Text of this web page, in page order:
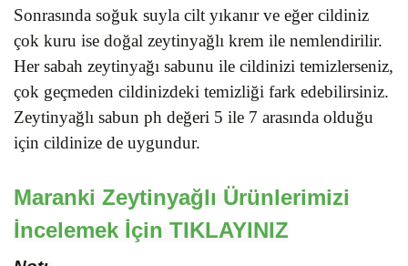
Sonrasında soğuk suyla cilt yıkanır ve eğer cildiniz
çok kuru ise doğal zeytinyağlı krem ile nemlendirilir.
Her sabah zeytinyağı sabunu ile cildinizi temizlerseniz,
çok geçmeden cildinizdeki temizliği fark edebilirsiniz.
Zeytinyağlı sabun ph değeri 5 ile 7 arasında olduğu
için cildinize de uygundur.
Maranki Zeytinyağlı Ürünlerimizi
İncelemek İçin TIKLAYINIZ